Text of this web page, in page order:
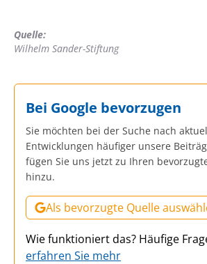
Quelle:
Wilhelm Sander-Stiftung
Bei Google bevorzugen
Sie möchten bei der Suche nach
Entwicklungen häufiger unsere
fügen Sie uns jetzt zu Ihren
hinzu.
Als bevorzugte Quelle
Wie funktioniert das? Häufige
erfahren Sie mehr